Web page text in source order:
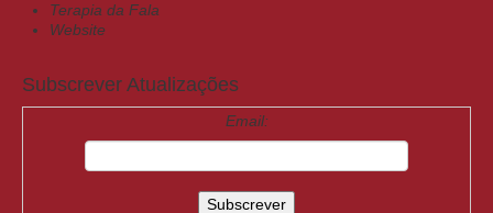
Terapia da Fala
Website
Subscrever Atualizações
Email: